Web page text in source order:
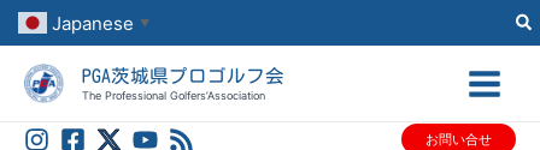
容
Japanese ▼
PGA茨城県プロゴルフ会
The Professional Golfers’Association
お問い合せ